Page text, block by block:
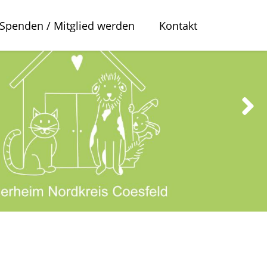
Spenden / Mitglied werden Kontakt